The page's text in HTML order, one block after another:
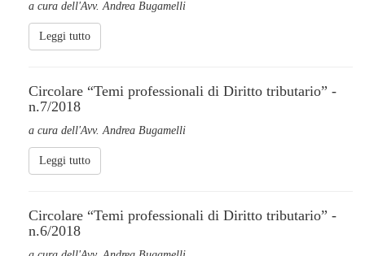
a cura dell'Avv. Andrea Bugamelli
Leggi tutto
Circolare “Temi professionali di Diritto tributario” -
n.7/2018
a cura dell'Avv. Andrea Bugamelli
Leggi tutto
Circolare “Temi professionali di Diritto tributario” -
n.6/2018